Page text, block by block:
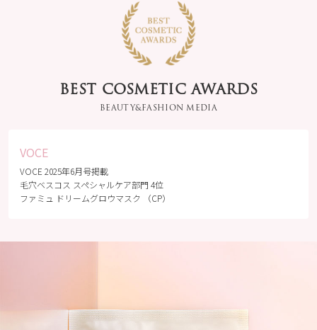
BEST COSMETIC AWARDS
BEAUTY&FASHION MEDIA
VOCE
VOCE 2025年6月号掲載
毛穴ベスコス スペシャルケア部門 4位
ファミュ ドリームグロウマスク （CP）